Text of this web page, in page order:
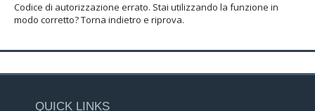
Codice di autorizzazione errato. Stai utilizzando la funzione in
modo corretto? Torna indietro e riprova.
QUICK LINKS